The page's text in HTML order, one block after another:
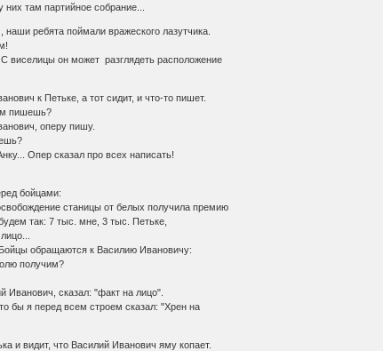
там партийное собрание...
ребята поймали вражеского лазутчика.
виселицы он может разглядеть расположение
к Петьке, а тот сидит, и что-то пишет.
пишешь?
оперу пишу.
Опер сказал про всех написать!
бойцами:
станицы от белых получила премию
так: 7 тыс. мне, 3 тыс. Петьке,
обращаются к Василию Ивановичу:
получим?
сказал: "факт на лицо".
бы я перед всем строем сказал: "Хрен на
и видит, что Василий Иванович яму копает.